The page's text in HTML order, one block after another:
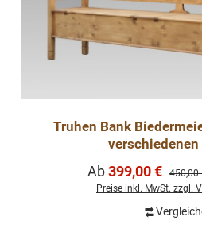
Truhen Bank
verschiedenen
Verkaufspreis:
Ab399,00 € 450,00
Preise inkl. MwSt. zzgl.